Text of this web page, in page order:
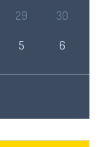
29 30
5 6